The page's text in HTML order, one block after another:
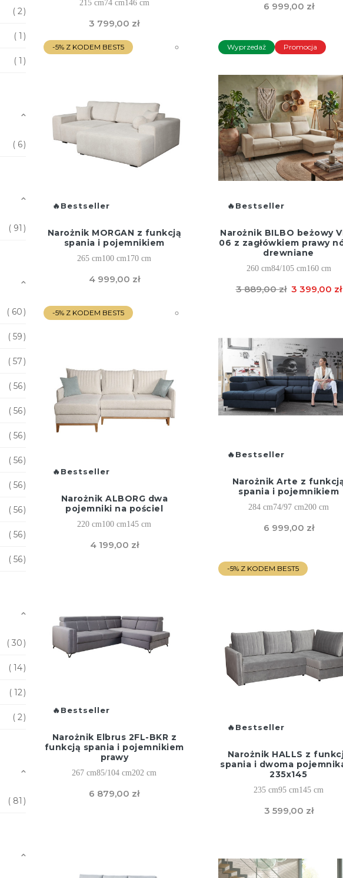
215 cm74 cm146 cm
3 799,00 zł
6 999,00 zł
-5% Z KODEM BEST5
Bestseller
Narożnik MORGAN z funkcją
spania i pojemnikiem
265 cm100 cm170 cm
4 999,00 zł
Wyprzedaż
Bestseller
Promocja
Narożnik BILBO beżowy
06 z zagłówkiem prawy
drewniane
260 cm84/105 cm160 cm
3 399,00 zł
3 889,00 zł
-5% Z KODEM BEST5
Bestseller
Narożnik ALBORG dwa
pojemniki na pościel
220 cm100 cm145 cm
4 199,00 zł
Bestseller
Narożnik Arte z
spania i pojemnikiem
284 cm74/97 cm200 cm
6 999,00 zł
Bestseller
Narożnik Elbrus 2FL-BKR z
funkcją spania i pojemnikiem
prawy
267 cm85/104 cm202 cm
6 879,00 zł
-5% Z KODEM BEST5
Bestseller
Narożnik HALLS z
spania i dwoma
235x145
235 cm95 cm145 cm
3 599,00 zł
2
1
1
6
91
60
59
57
56
56
56
56
56
56
56
56
30
14
12
2
81